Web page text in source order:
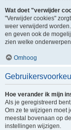
Wat doet "verwijder
"Verwijder cookies"
weer verwijderd
en geven ook de
zien welke
Omhoog
Hoe verander ik mijn
Als je geregistreerd
Om ze te wijzigen moet
meestal bovenaan op
instellingen wijzigen.